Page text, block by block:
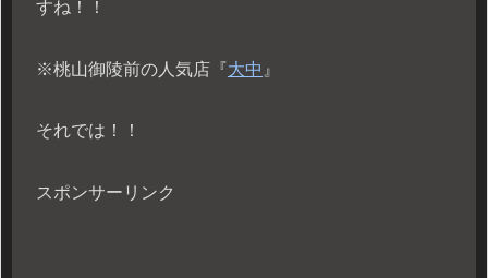
すね！！
※桃山御陵前の人気店『大中 』
それでは！！
スポンサーリンク